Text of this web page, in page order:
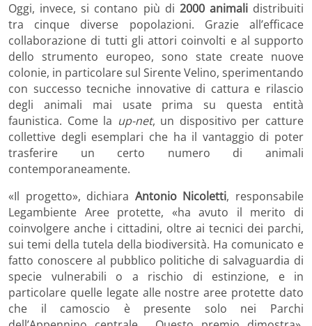
Oggi, invece, si contano più di 2000 animalidistribuiti
tra cinque diverse popolazioni. Grazie all’efficace
collaborazione di tutti gli attori coinvolti e al supporto
dello strumento europeo, sono state create nuove
colonie, in particolare sul Sirente Velino, sperimentando
con successo tecniche innovative di cattura e rilascio
degli animali mai usate prima su questa entità
faunistica. Come la up-net, un dispositivo per catture
collettive degli esemplari che ha il vantaggio di poter
trasferire un certo numero di animali
contemporaneamente.
«Il progetto», dichiara Antonio Nicoletti, responsabile
Legambiente Aree protette, «ha avuto il merito di
coinvolgere anche i cittadini, oltre ai tecnici dei parchi,
sui temi della tutela della biodiversità. Ha comunicato e
fatto conoscere al pubblico politiche di salvaguardia di
specie vulnerabili o a rischio di estinzione, e in
particolare quelle legate alle nostre aree protette dato
che il camoscio è presente solo nei Parchi